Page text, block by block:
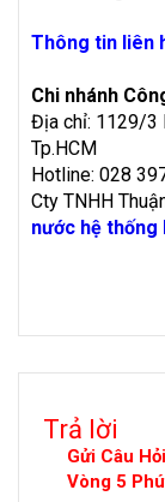
Thông tin liên
Chi nhánh
Địa chỉ: 1129/3
Tp.HCM
Hotline: 028
Cty TNHH
nước hệ thống
Trả lời
Gửi Câu
Vòng 5